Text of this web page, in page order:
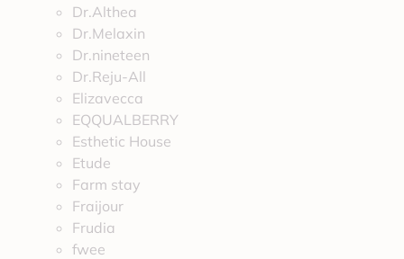
Dr.Althea
Dr.Melaxin
Dr.nineteen
Dr.Reju-All
Elizavecca
EQQUALBERRY
Esthetic House
Etude
Farm stay
Fraijour
Frudia
fwee